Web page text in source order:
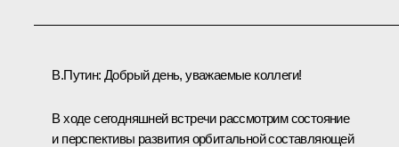
В.Путин: Добрый день, уважаемые коллеги!
В ходе сегодняшней встречи рассмотрим состояние
и перспективы развития орбитальной составляющей